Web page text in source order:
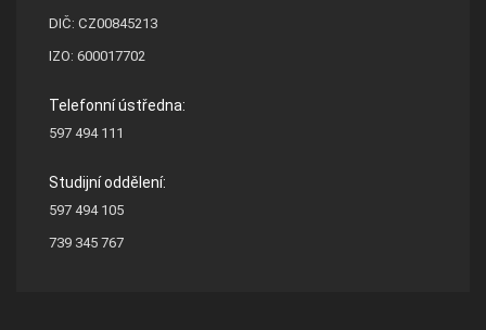
DIČ: CZ00845213
IZO: 600017702
Telefonní ústředna:
597 494 111
Studijní oddělení:
597 494 105
739 345 767